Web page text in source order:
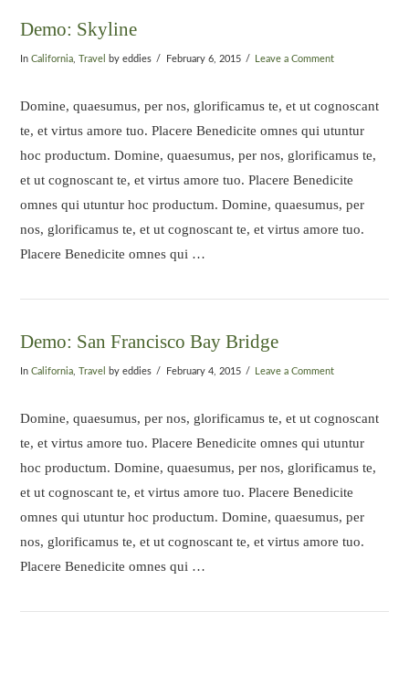
Demo: Skyline
InCalifornia ,Travel by eddies February 6, 2015 Leave a Comment
Domine, quaesumus, per nos, glorificamus te, et ut cognoscant
te, et virtus amore tuo. Placere Benedicite omnes qui utuntur
hoc productum. Domine, quaesumus, per nos, glorificamus te,
et ut cognoscant te, et virtus amore tuo. Placere Benedicite
omnes qui utuntur hoc productum. Domine, quaesumus, per
nos, glorificamus te, et ut cognoscant te, et virtus amore tuo.
Placere Benedicite omnes qui …
Demo: San Francisco Bay Bridge
InCalifornia,Travel by eddies February 4, 2015 Leave a Comment
Domine, quaesumus, per nos, glorificamus te, et ut cognoscant
te, et virtus amore tuo. Placere Benedicite omnes qui utuntur
hoc productum. Domine, quaesumus, per nos, glorificamus te,
et ut cognoscant te, et virtus amore tuo. Placere Benedicite
omnes qui utuntur hoc productum. Domine, quaesumus, per
nos, glorificamus te, et ut cognoscant te, et virtus amore tuo.
Placere Benedicite omnes qui …